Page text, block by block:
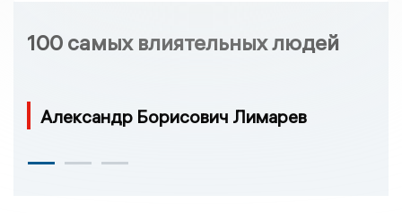
100 самых влиятельных людей
Александр Борисович Лимарев